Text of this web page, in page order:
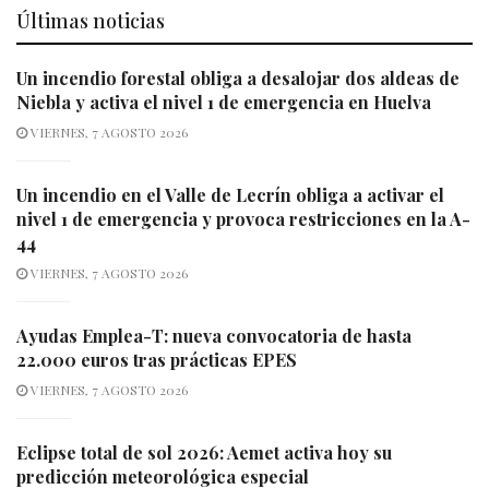
Últimas noticias
Un incendio forestal obliga a desalojar dos aldeas de
Niebla y activa el nivel 1 de emergencia en Huelva
VIERNES, 7 AGOSTO 2026
Un incendio en el Valle de Lecrín obliga a activar el
nivel 1 de emergencia y provoca restricciones en la A-
44
VIERNES, 7 AGOSTO 2026
Ayudas Emplea-T: nueva convocatoria de hasta
22.000 euros tras prácticas EPES
VIERNES, 7 AGOSTO 2026
Eclipse total de sol 2026: Aemet activa hoy su
predicción meteorológica especial